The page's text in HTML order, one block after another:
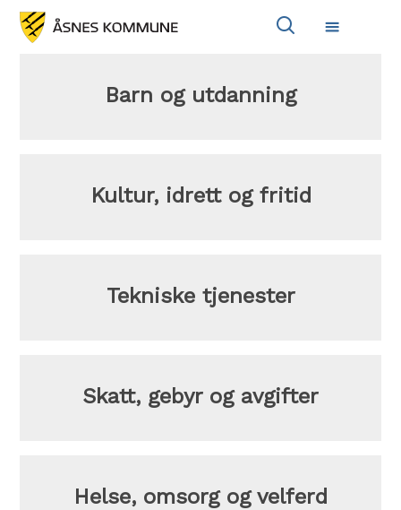
Meny
Barn og utdanning
Kultur, idrett og fritid
Tekniske tjenester
Skatt, gebyr og avgifter
Helse, omsorg og velferd